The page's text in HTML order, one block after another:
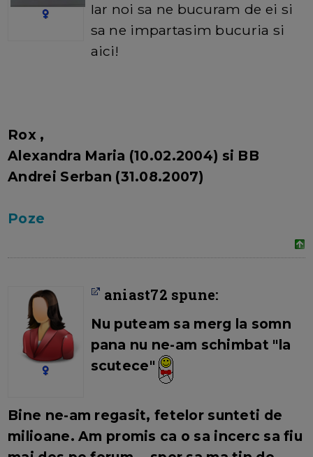
Iar noi sa ne bucuram de ei si
sa ne impartasim bucuria si
aici!
Rox ,
Alexandra Maria (10.02.2004) si BB
Andrei Serban (31.08.2007)
Poze
aniast72 spune:
Nu puteam sa merg la somn
pana nu ne-am schimbat "la
scutece"
Bine ne-am regasit, fetelor sunteti de
milioane. Am promis ca o sa incerc sa fiu